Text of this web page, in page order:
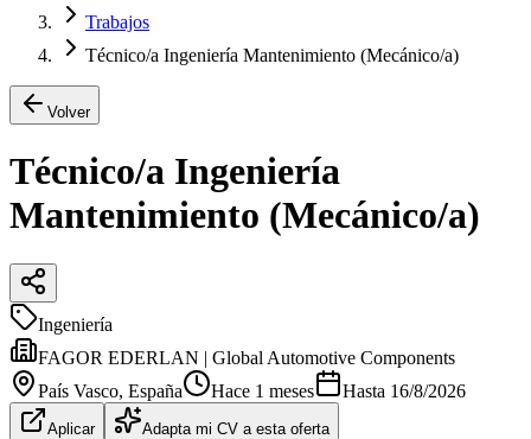
Trabajos
Técnico/a Ingeniería Mantenimiento (Mecánico/a)
Volver
Técnico/a Ingeniería
Mantenimiento (Mecánico/a)
Ingeniería
FAGOR EDERLAN | Global Automotive Components
País Vasco, España Hace 1 meses Hasta 16/8/2026
Aplicar Adapta mi CV a esta oferta